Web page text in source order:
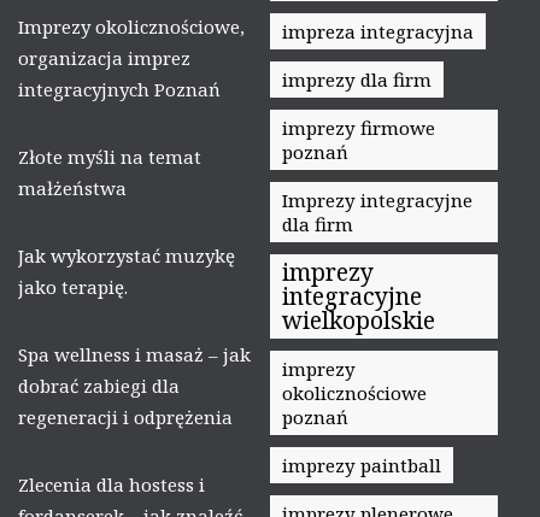
Imprezy okolicznościowe,
organizacja imprez
integracyjnych Poznań
Złote myśli na temat
małżeństwa
Jak wykorzystać muzykę
jako terapię.
Spa wellness i masaż – jak
dobrać zabiegi dla
regeneracji i odprężenia
Zlecenia dla hostess i
impreza integracyjna
imprezy dla firm
imprezy firmowe
poznań
Imprezy integracyjne
dla firm
imprezy
integracyjne
wielkopolskie
imprezy
okolicznościowe
poznań
imprezy paintball